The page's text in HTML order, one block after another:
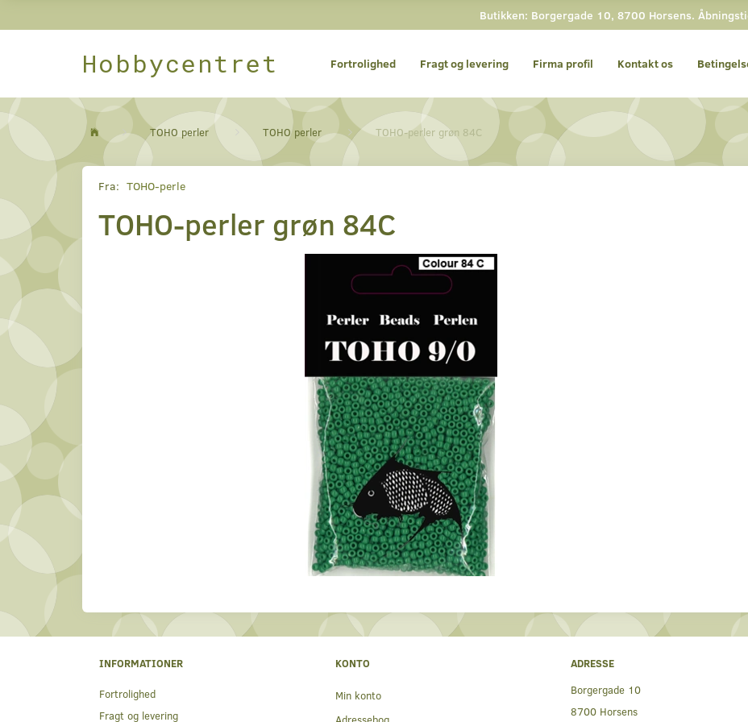
Butikken: Borgergade 10, 8700 Horsens.
Hobbycentret Fortrolighed Fragt og levering Firma profil Kontakt os
TOHO perler TOHO perler TOHO-perler grøn 84C
Fra: TOHO-perle
TOHO-perler grøn 84C
INFORMATIONER
Fortrolighed
Fragt og levering
KONTO
Min konto
Adressebog
ADRESSE
Borgergade 10
8700 Horsens